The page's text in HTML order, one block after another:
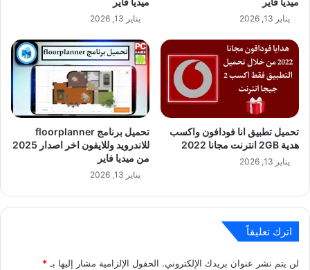
يناير 13, 2026 يناير 13, 2026
تحميل تطبيق انا فودافون واكسب
هدية 2GB انترنت مجانا 2022
يناير 13, 2026
تحميل برنامج floorplanner
للاندرويد وللايفون اخر اصدار 2025
من ميديا فاير
يناير 13, 2026
اترك تعليقاً
لن يتم نشر عنوان بريدك الإلكتروني. الحقول الإلزامية مشار إليها بـ *